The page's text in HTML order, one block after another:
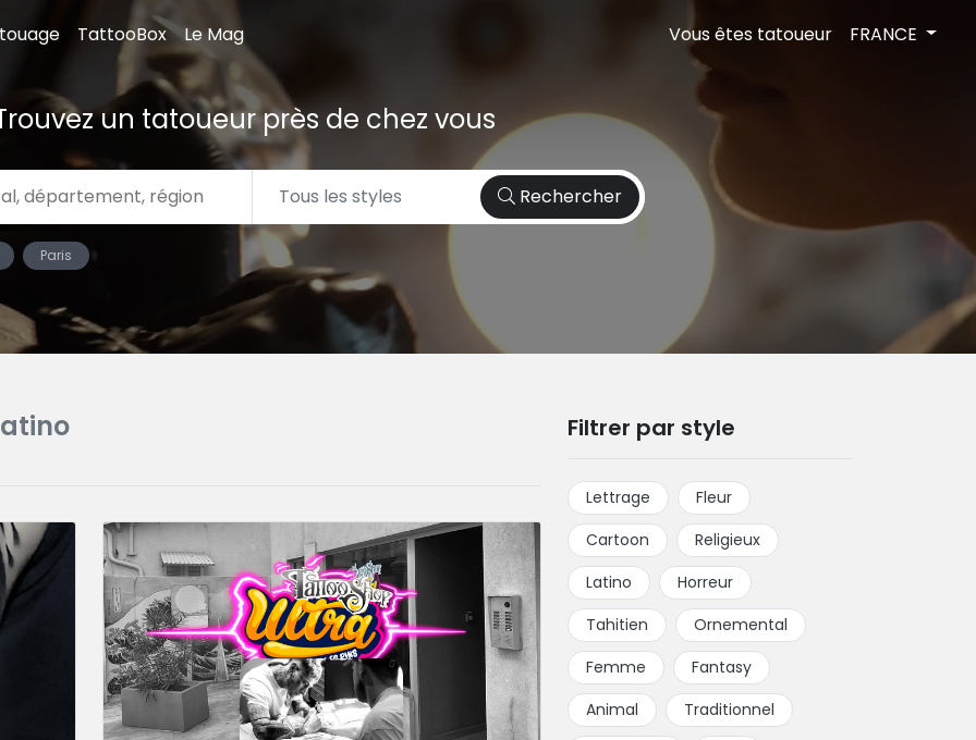
TattooBox Le Mag Vous êtes tatoueur FRANCE
un tatoueur près de chez vous
Rechercher
Paris
Filtrer par style
Lettrage
Fleur
Cartoon
Religieux
Latino
Horreur
Tahitien
Ornemental
Femme
Fantasy
Animal
Traditionnel